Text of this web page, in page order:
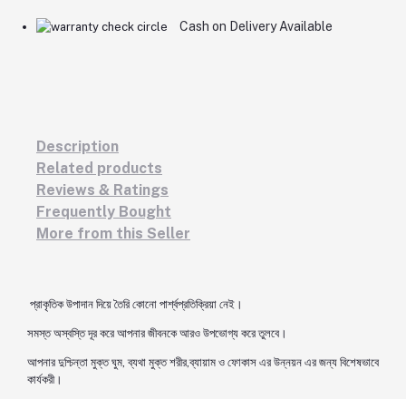
Cash on Delivery Available
Description
Related products
Reviews & Ratings
Frequently Bought
More from this Seller
প্রাকৃতিক উপাদান দিয়ে তৈরি কোনো পার্শ্বপ্রতিক্রিয়া নেই।
সমস্ত অস্বস্তি দূর করে আপনার জীবনকে আরও উপভোগ্য করে তুলবে।
আপনার দুশ্চিন্তা মুক্ত ঘুম, ব্যথা মুক্ত শরীর,ব্যায়াম ও ফোকাস এর উন্নয়ন এর জন্য বিশেষভাবে
কার্যকরী।